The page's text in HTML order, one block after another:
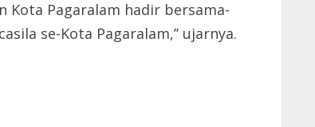
Kota Pagaralam hadir bersama-
se-Kota Pagaralam,’’ ujarnya.